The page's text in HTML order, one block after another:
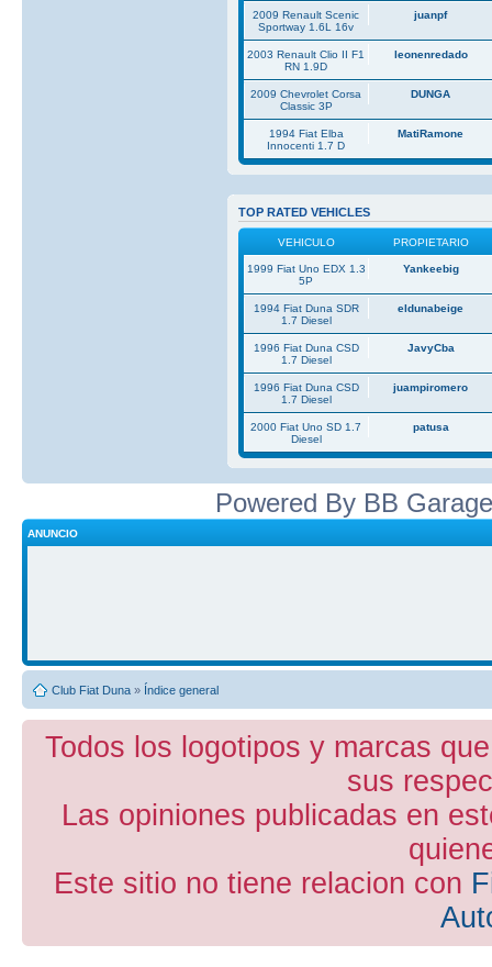
2009 Renault Scenic
Sportway 1.6L 16v
juanpf
2003 Renault Clio II F1
RN 1.9D
leonenredado
2009 Chevrolet Corsa
Classic 3P
DUNGA
1994 Fiat Elba
Innocenti 1.7 D
MatiRamone
TOP RATED VEHICLES
VEHICULO PROPIETARIO
1999 Fiat Uno EDX 1.3
5P
Yankeebig
1994 Fiat Duna SDR
1.7 Diesel
eldunabeige
1996 Fiat Duna CSD
1.7 Diesel
JavyCba
1996 Fiat Duna CSD
1.7 Diesel
juampiromero
2000 Fiat Uno SD 1.7
Diesel
patusa
Powered By BB
ANUNCIO
Club Fiat Duna » Índice general
Todos los logotipos y marcas
sus
Las opiniones publicadas en
Este sitio no tiene relacion con